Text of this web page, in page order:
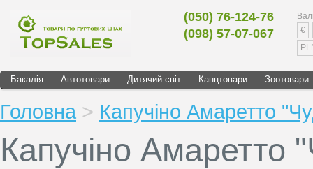
(050) 76-124-76
(098) 57-07-067
€
Бакалія Автотовари Дитячий світ Канцтовари Зоотовари
Головна > Капучіно Амаретто
Капучіно Амаретто